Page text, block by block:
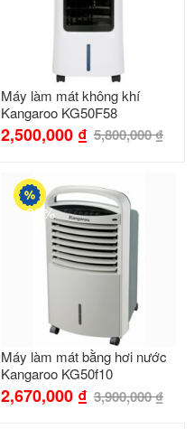
Máy làm mát không khí
Kangaroo KG50F58
2,500,000 ₫ 5,800,000₫
-32%
Máy làm mát bằng hơi nước
Kangaroo KG50f10
2,670,000 ₫ 3,900,000₫